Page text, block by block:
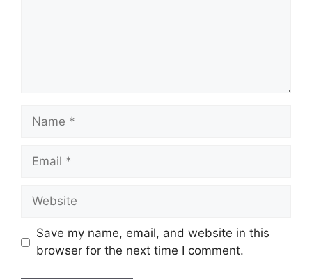
Name
Email
Website
Save my name, email, and website in this
browser for the next time I comment.